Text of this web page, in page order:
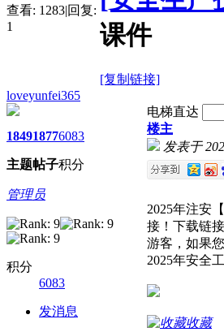
查看: 1283|回复:
1
课件
[复制链接]
loveyunfei365
1849
主题
1877
帖子
6083
积分
管理员
积分
6083
发消息
电梯直达
楼主
发表于
2025年注安
接！下载链接
游客，如果
2025年安全
收藏